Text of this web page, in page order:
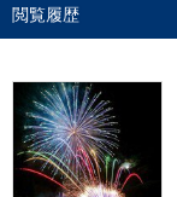
閲覧履歴